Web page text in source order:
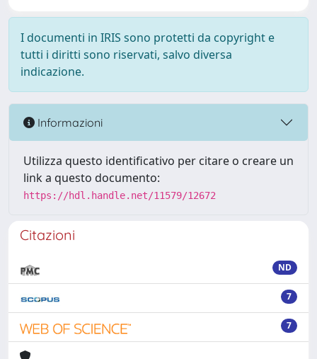
I documenti in IRIS sono protetti da copyright e
tutti i diritti sono riservati, salvo diversa
indicazione.
Informazioni
Utilizza questo identificativo per citare o creare un
link a questo documento:
https://hdl.handle.net/11579/12672
Citazioni
ND
7
7